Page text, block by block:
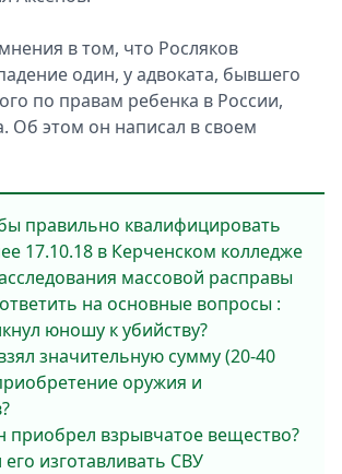
в том, что Росляков
один, у адвоката, бывшего
по правам ребенка в России,
Об этом он написал в своем
правильно квалифицировать
17.10.18 в Керченском колледже
массовой расправы
на основные вопросы :
юношу к убийству?
значительную сумму (20-40
оружия и
приобрел взрывчатое вещество?
изготавливать СВУ